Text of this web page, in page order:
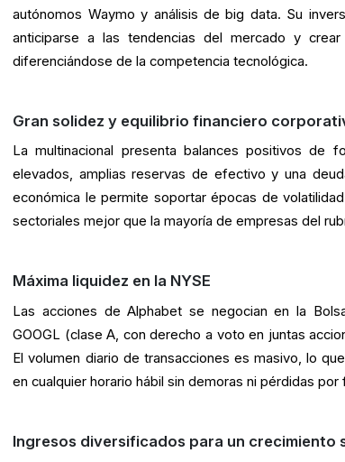
autónomos Waymo y análisis de big data. Su
anticiparse a las tendencias del mercado y
diferenciándose de la competencia tecnológica.
Gran solidez y equilibrio financiero
La multinacional presenta balances positivos de
elevados, amplias reservas de efectivo y una
económica le permite soportar épocas de
sectoriales mejor que la mayoría de empresas del
Máxima liquidez en la NYSE
Las acciones de Alphabet se negocian en la
GOOGL (clase A, con derecho a voto en juntas
El volumen diario de transacciones es masivo, lo
en cualquier horario hábil sin demoras ni pérdidas por
Ingresos diversificados para un crecimiento